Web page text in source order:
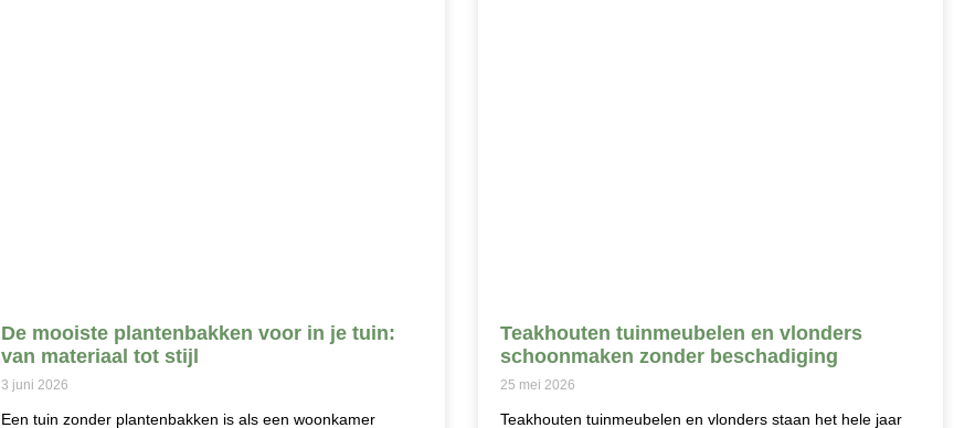
De mooiste plantenbakken voor in je tuin:
van materiaal tot stijl
3 juni 2026
Een tuin zonder plantenbakken is als een woonkamer
Teakhouten tuinmeubelen en vlonders
schoonmaken zonder beschadiging
25 mei 2026
Teakhouten tuinmeubelen en vlonders staan het hele jaar